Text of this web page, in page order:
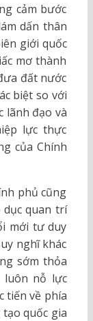
cảm bước
dấn thân
giới quốc
mơ thành
đất nước
biệt so với
lãnh đạo và
lực thực
của Chính
phủ cũng
dục quan trí
mới tư duy
nghĩ khác
sớm thỏa
luôn nỗ lực
tiến về phía
quốc gia